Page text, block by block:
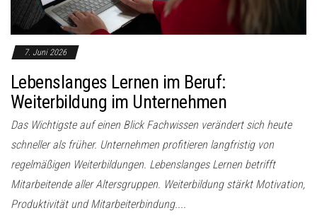
7. Juni 2026
Lebenslanges Lernen im Beruf:
Weiterbildung im Unternehmen
Das Wichtigste auf einen Blick Fachwissen verändert sich heute
schneller als früher. Unternehmen profitieren langfristig von
regelmäßigen Weiterbildungen. Lebenslanges Lernen betrifft
Mitarbeitende aller Altersgruppen. Weiterbildung stärkt Motivation,
Produktivität und Mitarbeiterbindung....